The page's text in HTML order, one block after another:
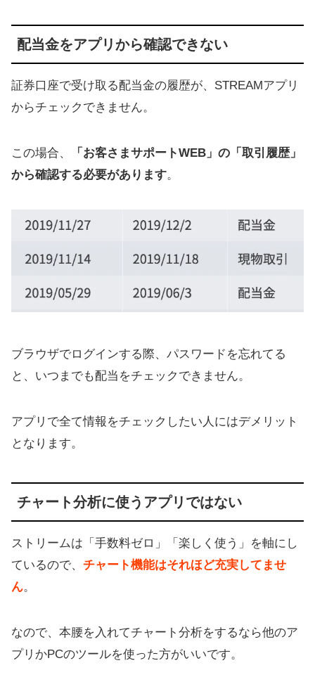
配当金をアプリから確認できない
証券口座で受け取る配当金の履歴が、STREAMアプリ
からチェックできません。
この場合、
「お客さまサポートWEB」の「取引履歴」
から確認する必要があります。
ブラウザでログインする際、パスワードを忘れてる
と、いつまでも配当をチェックできません。
アプリで全て情報をチェックしたい人にはデメリット
となります。
チャート分析に使うアプリではない
ストリームは「手数料ゼロ」「楽しく使う」を軸にし
ているので、 チャート機能はそれほど充実してませ
ん。
なので、本腰を入れてチャート分析をするなら他のア
プリかPCのツールを使った方がいいです。